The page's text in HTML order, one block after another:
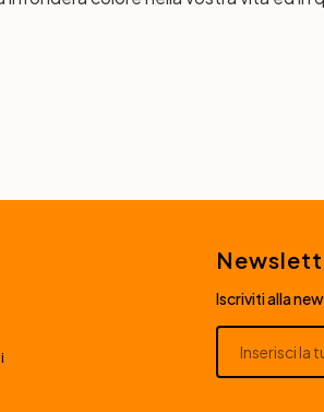
Iscriviti alla